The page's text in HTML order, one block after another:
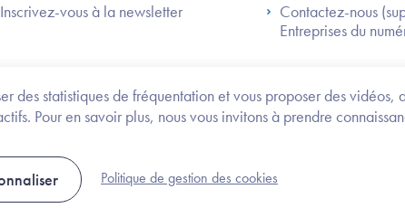
statistiques de fréquentation et vous proposer des vidéos,
Pour en savoir plus, nous vous invitons à prendre
Politique de gestion des cookies
Inscrivez-vous à la newsletter
Contactez-nous
Entreprises du
Legifrance.gouv.fr
Gestion des cookies Plan du site Accessibilité :